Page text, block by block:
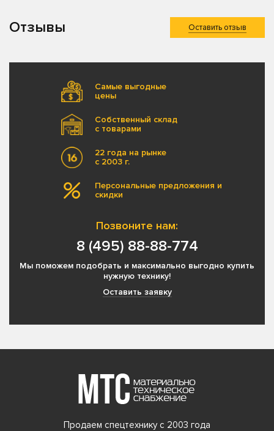
Отзывы Оставить отзыв
Самые выгодные
цены
Собственный склад
с товарами
22 года на рынке
с 2003 г.
Персональные предложения и
скидки
Позвоните нам:
8 (495) 88-88-774
Мы поможем подобрать и максимально выгодно купить
нужную технику!
Оставить заявку
Продаем спецтехнику с 2003 года